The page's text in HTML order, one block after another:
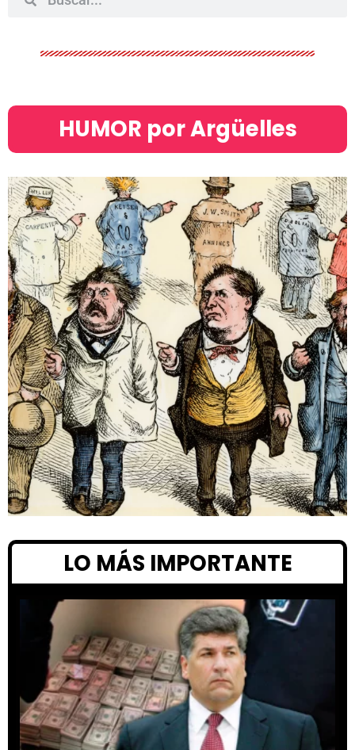
HUMOR por Argüelles​
LO MÁS IMPORTANTE